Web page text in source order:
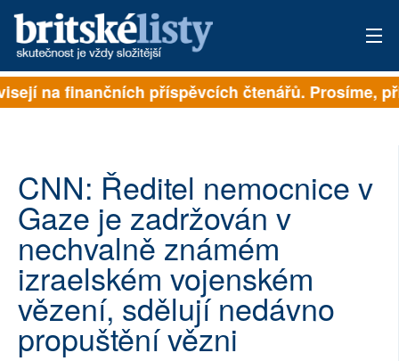
PŘIHLÁSIT
ARCHIV
ROZHOVORY
TÉMATA
NEJČTENĚJŠÍ ZA 7 DNÍ
AUTOŘI
na finančních příspěvcích čtenářů. Prosíme,
CNN: Ředitel nemocnice v
Gaze je zadržován v
nechvalně známém
izraelském vojenském
vězení, sdělují nedávno
propuštění vězni